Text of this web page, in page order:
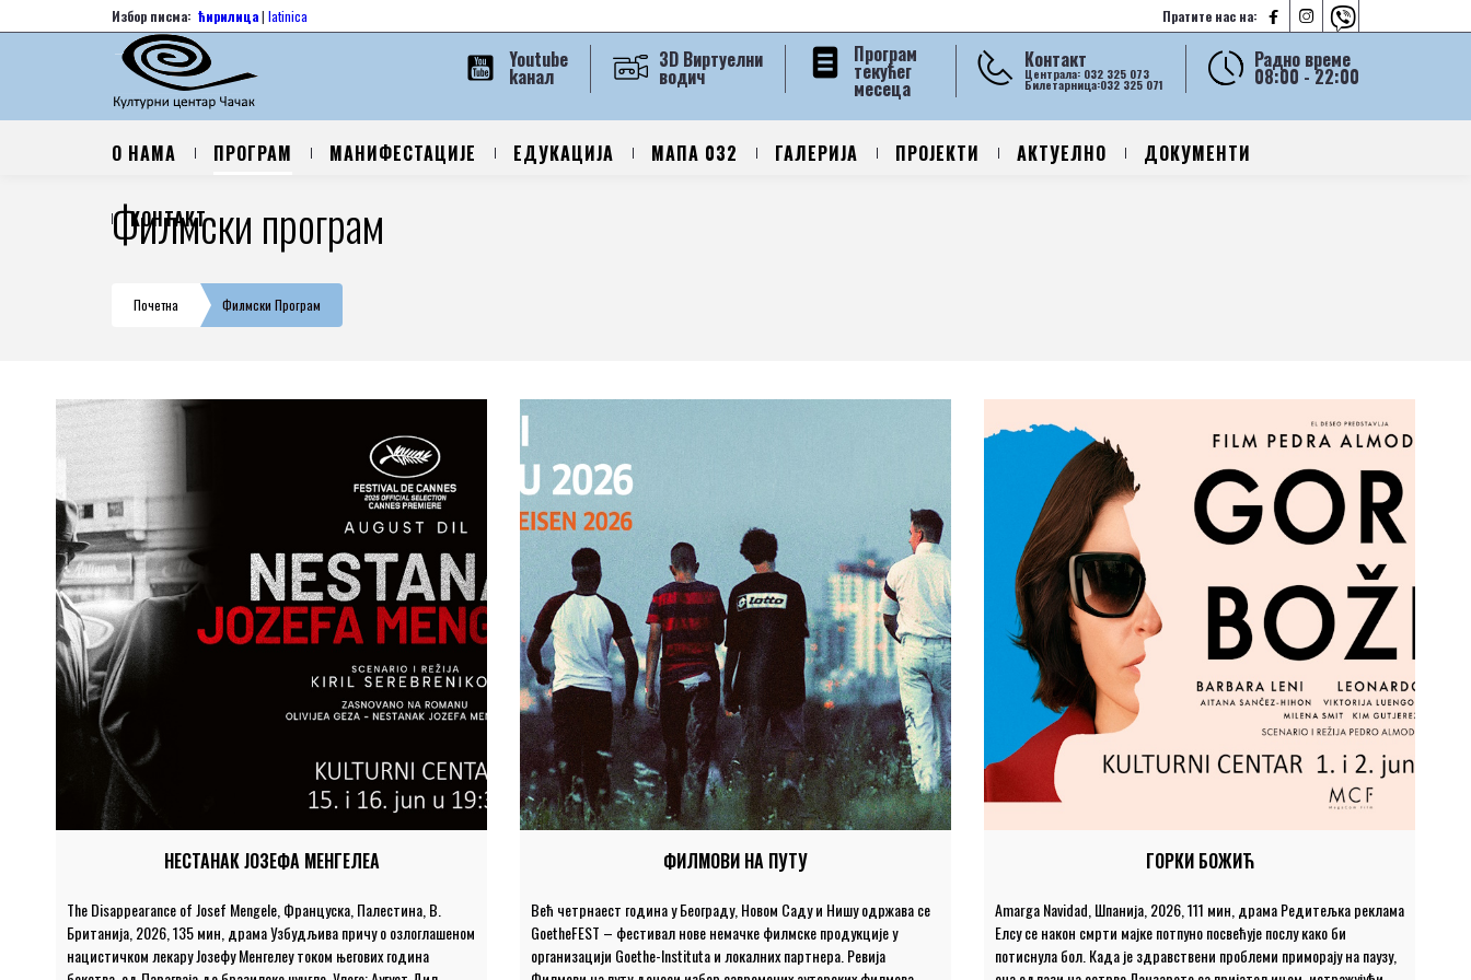
Пратите нас на:   
Избор писма: ћирилица| latinica
Радно време
08:00 - 22:00
Контакт
Централа: 032 325 073
Билетарница:032 325 071
Програм
текућег
месеца
3D Виртуелни
водич
Youtube
kанал
О НАМА ПРОГРАМ МАНИФЕСТАЦИЈЕ ЕДУКАЦИЈА МАПА 032 ГАЛЕРИЈА ПРОЈЕКТИ АКТУЕЛНО ДОКУМЕНТИ
КОНТАКТ
Филмски програм
Почетна Филмски Програм
НЕСТАНАК ЈОЗЕФА МЕНГЕЛЕА
The Disappearance of Josef Mengele, Француска, Палестина, В.
Британија, 2026, 135 мин, драма Узбудљива причу о озлоглашеном
нацистичком лекару Јозефу Менгелеу током његових година
ФИЛМОВИ НА ПУТУ
Већ четрнаест година у Београду, Новом Саду и Нишу одржава се
GoetheFEST – фестивал нове немачке филмске продукције у
организацији Goethe-Instituta и локалних партнера. Ревија
ГОРКИ БОЖИЋ
Amarga Navidad, Шпанија, 2026, 111 мин, драма Редитељка реклама
Елсу се након смрти мајке потпуно посвећује послу како би
потиснула бол. Када је здравствени проблеми приморају на паузу,